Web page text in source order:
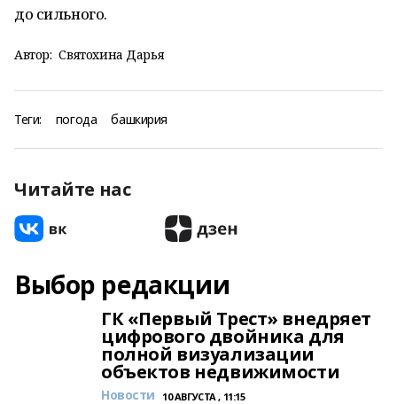
до сильного.
Автор: Святохина Дарья
Теги: погода башкирия
Читайте нас
Выбор редакции
ГК «Первый Трест» внедряет
цифрового двойника для
полной визуализации
объектов недвижимости
Новости 10 АВГУСТА , 11:15